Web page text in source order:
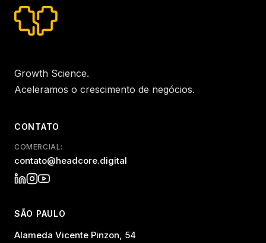
Growth Science.
Aceleramos o crescimento de negócios.
CONTATO
COMERCIAL:
contato@headcore.digital
SÃO PAULO
Alameda Vicente Pinzon, 54